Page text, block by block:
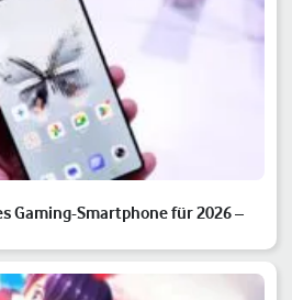
Gaming-Smartphone für 2026 –